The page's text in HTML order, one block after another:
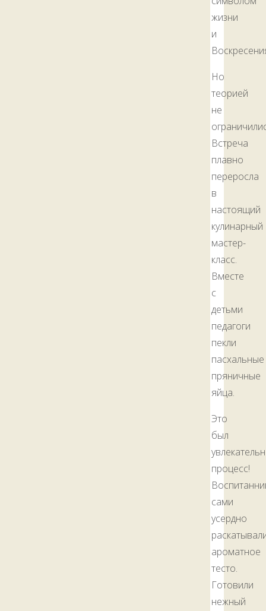
жизни
и
Но
теорией
не
Встреча
плавно
переросла
в
настоящий
кулинарный
мастер-
класс.
Вместе
с
детьми
педагоги
пекли
пасхальные
пряничные
яйца.
Это
был
процесс!
сами
усердно
ароматное
тесто.
Готовили
нежный